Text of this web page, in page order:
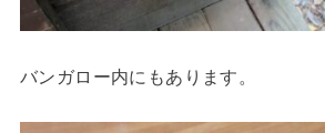
バンガロー内にもあります。